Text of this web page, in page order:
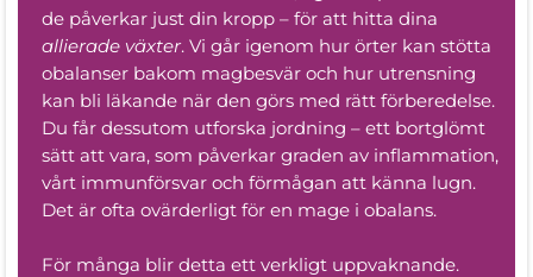
de påverkar just din kropp – för att hitta dina
allierade växter. Vi går igenom hur örter kan stötta
obalanser bakom magbesvär och hur utrensning
kan bli läkande när den görs med rätt förberedelse.
Du får dessutom utforska jordning – ett bortglömt
sätt att vara, som påverkar graden av inflammation,
vårt immunförsvar och förmågan att känna lugn.
Det är ofta ovärderligt för en mage i obalans.
För många blir detta ett verkligt uppvaknande.